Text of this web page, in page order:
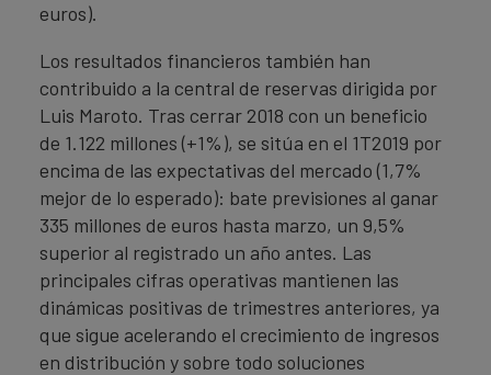
euros).
Los resultados financieros también han
contribuido a la central de reservas dirigida por
Luis Maroto. Tras cerrar 2018 con un beneficio
de 1.122 millones (+1%), se sitúa en el 1T2019 por
encima de las expectativas del mercado (1,7%
mejor de lo esperado): bate previsiones al ganar
335 millones de euros hasta marzo, un 9,5%
superior al registrado un año antes. Las
principales cifras operativas mantienen las
dinámicas positivas de trimestres anteriores, ya
que sigue acelerando el crecimiento de ingresos
en distribución y sobre todo soluciones